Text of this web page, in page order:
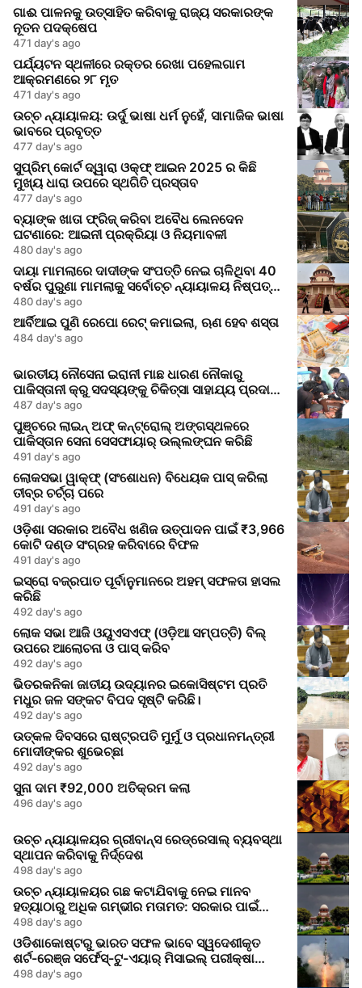
ଗାଈ ପାଳନକୁ ଉତ୍ସାହିତ କରିବାକୁ ରାଜ୍ୟ ସରକାରଙ୍କ
ନୂତନ ପଦକ୍ଷେପ
471 day's ago
ପର୍ଯ୍ୟଟନ ସ୍ଥଳୀରେ ରକ୍ତର ରେଖା ପହେଲଗାମ
ଆକ୍ରମଣରେ ୨୮ ମୃତ
471 day's ago
ଉଚ୍ଚ ନ୍ୟାୟାଳୟ: ଉର୍ଦୁ ଭାଷା ଧର୍ମ ନୁହେଁ, ସାମାଜିକ ଭାଷା
ଭାବରେ ପ୍ରବୃତ୍ତ
477 day's ago
ସୁପ୍ରିମ୍ କୋର୍ଟ ଦ୍ୱାରା ଓକ୍‌ଫ୍ ଆଇନ 2025 ର କିଛି
ମୁଖ୍ୟ ଧାରା ଉପରେ ସ୍ଥଗିତି ପ୍ରସ୍ତାବ
477 day's ago
ବ୍ୟାଙ୍କ ଖାତା ଫ୍ରିଜ୍ କରିବା ଅବୈଧ ଲେନଦେନ
ଘଟଣାରେ: ଆଇନୀ ପ୍ରକ୍ରିୟା ଓ ନିୟମାବଳୀ
480 day's ago
ଦାୟା ମାମଲାରେ ଦାଦୀଙ୍କ ସଂପତ୍ତି ନେଇ ଚାଳିଥିବା 40
ବର୍ଷର ପୁରୁଣା ମାମଲାକୁ ସର୍ବୋଚ୍ଚ ନ୍ୟାୟାଳୟ ନିଷ୍ପତ୍ତି
କଲା
480 day's ago
ଆର୍ବିଆଇ ପୁଣି ରେପୋ ରେଟ୍ କମାଇଲା, ଋଣ ହେବ ଶସ୍ତା
484 day's ago
ଭାରତୀୟ ନୌସେନା ଇରାନୀ ମାଛ ଧାରଣ ନୌକାରୁ
ପାକିସ୍ତାନୀ କ୍ରୁ ସଦସ୍ୟଙ୍କୁ ଚିକିତ୍ସା ସାହାଯ୍ୟ ପ୍ରଦାନ
କଲେ
487 day's ago
ପୁଞ୍ଚରେ ଲାଇନ୍ ଅଫ୍ କନ୍ଟ୍ରୋଲ୍ ଅଙ୍ଗସ୍ଥଳରେ
ପାକିସ୍ତାନ ସେନା ସେସଫାୟାର୍ ଉଲ୍ଲଙ୍ଘନ କରିଛି
491 day's ago
ଲୋକସଭା ୱାକ୍ଫ୍ (ସଂଶୋଧନ) ବିଧେୟକ ପାସ୍ କରିଲା
ତୀବ୍ର ଚର୍ଚ୍ଚା ପରେ
491 day's ago
ଓଡ଼ିଶା ସରକାର ଅବୈଧ ଖଣିଜ ଉତ୍ପାଦନ ପାଇଁ ₹3,966
କୋଟି ଦଣ୍ଡ ସଂଗ୍ରହ କରିବାରେ ବିଫଳ
491 day's ago
ଇସ୍ରୋ ବଜ୍ରପାତ ପୂର୍ବାନୁମାନରେ ଅହମ୍ ସଫଳତା ହାସଲ
କରିଛି
492 day's ago
ଲୋକ ସଭା ଆଜି ଓୟୁଏସଏଫ୍ (ଓଡ଼ିଆ ସମ୍ପତ୍ତି) ବିଲ୍
ଉପରେ ଆଲୋଚନା ଓ ପାସ୍ କରିବ
492 day's ago
ଭିତରକନିକା ଜାତୀୟ ଉଦ୍ୟାନର ଇକୋସିଷ୍ଟମ ପ୍ରତି
ମଧୁର ଜଳ ସଙ୍କଟ ବିପଦ ସୃଷ୍ଟି କରିଛି।
492 day's ago
ଉତ୍କଳ ଦିବସରେ ରାଷ୍ଟ୍ରପତି ମୁର୍ମୁ ଓ ପ୍ରଧାନମନ୍ତ୍ରୀ
ମୋଦୀଙ୍କର ଶୁଭେଚ୍ଛା
492 day's ago
ସୁନା ଦାମ ₹92,000 ଅତିକ୍ରମ କଲା
496 day's ago
ଉଚ୍ଚ ନ୍ୟାୟାଳୟର ଗ୍ରୀବାନ୍ସ ରେଡ୍ରେସାଲ୍ ବ୍ୟବସ୍ଥା
ସ୍ଥାପନ କରିବାକୁ ନିର୍ଦ୍ଦେଶ
498 day's ago
ଉଚ୍ଚ ନ୍ୟାୟାଳୟର ଗଛ କଟାଯିବାକୁ ନେଇ ମାନବ
ହତ୍ୟାଠାରୁ ଅଧିକ ଗମ୍ଭୀର ମତାମତ: ସରକାର ପାଇଁ
ଜାଗୃକତା ସଙ୍କେତ
498 day's ago
ଓଡିଶାକୋଷ୍ଟରୁ ଭାରତ ସଫଳ ଭାବେ ସ୍ୱଦେଶୀକୃତ
ଶର୍ଟ-ରେଞ୍ଜ ସର୍ଫେସ୍-ଟୁ-ଏୟାର୍ ମିସାଇଲ୍ ପରୀକ୍ଷା
କରିଲା
498 day's ago